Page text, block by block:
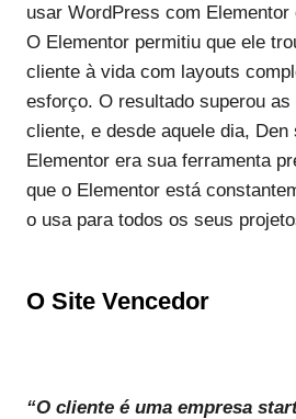
usar WordPress com Elementor
O Elementor permitiu que ele
cliente à vida com layouts
esforço. O resultado superou
cliente, e desde aquele dia, Den
Elementor era sua ferramenta
que o Elementor está
o usa para todos os seus
O Site Vencedor
“O cliente é uma empresa